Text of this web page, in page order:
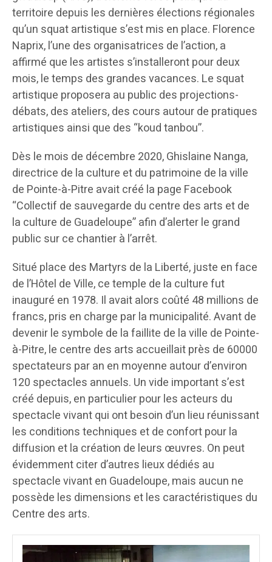
territoire depuis les dernières élections régionales
qu’un squat artistique s’est mis en place. Florence
Naprix, l’une des organisatrices de l’action, a
affirmé que les artistes s’installeront pour deux
mois, le temps des grandes vacances. Le squat
artistique proposera au public des projections-
débats, des ateliers, des cours autour de pratiques
artistiques ainsi que des “koud tanbou”.
Dès le mois de décembre 2020, Ghislaine Nanga,
directrice de la culture et du patrimoine de la ville
de Pointe-à-Pitre avait créé la page Facebook
“Collectif de sauvegarde du centre des arts et de
la culture de Guadeloupe” afin d’alerter le grand
public sur ce chantier à l’arrêt.
Situé place des Martyrs de la Liberté, juste en face
de l’Hôtel de Ville, ce temple de la culture fut
inauguré en 1978. Il avait alors coûté 48 millions de
francs, pris en charge par la municipalité. Avant de
devenir le symbole de la faillite de la ville de Pointe-
à-Pitre, le centre des arts accueillait près de 60000
spectateurs par an en moyenne autour d’environ
120 spectacles annuels. Un vide important s’est
créé depuis, en particulier pour les acteurs du
spectacle vivant qui ont besoin d’un lieu réunissant
les conditions techniques et de confort pour la
diffusion et la création de leurs œuvres. On peut
évidemment citer d’autres lieux dédiés au
spectacle vivant en Guadeloupe, mais aucun ne
possède les dimensions et les caractéristiques du
Centre des arts.